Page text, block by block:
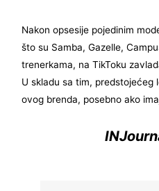
Nakon opsesije pojedinim
što su Samba, Gazelle,
trenerkama, na TikToku
U skladu sa tim, predstojećeg
ovog brenda, posebno ako